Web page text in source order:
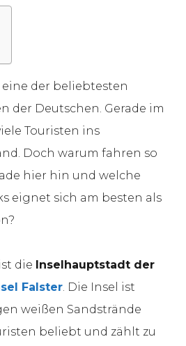
der beliebtesten
der Deutschen. Gerade im
Touristen ins
Doch warum fahren so
hier hin und welche
eignet sich am besten als
die Inselhauptstadt der
Falster . Die Insel ist
weißen Sandstrände
beliebt und zählt zu